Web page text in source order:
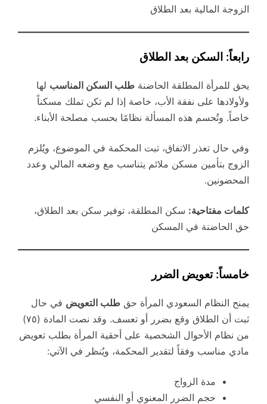
الزوجة المالية بعد الطلاق
رابعاً: السكن بعد الطلاق
يحق للمرأة المطلقة الحاضنة طلب السكن المناسب لها
ولأولادها على نفقة الأب، خاصة إذا لم تكن تملك مسكناً
خاصاً. وتُحسم هذه المسألة نظامًا بحسب مصلحة الأبناء.
وفي حال تعذر الاتفاق، تبت المحكمة في الموضوع، ويُلزم
الزوج بتأمين مسكن ملائم يتناسب مع وضعه المالي وعدد
المحضونين.
كلمات مفتاحية: سكن المطلقة، توفير سكن بعد الطلاق،
حق الحاضنة في المسكن
خامساً: تعويض الضرر
يمنح النظام السعودي المرأة حق طلب التعويض في حال
ثبت أن الطلاق وقع بضرر أو تعسف. وقد نصت المادة (٧٥)
من نظام الأحوال الشخصية على أحقية المرأة بطلب تعويض
مادي مناسب وفقاً لتقدير المحكمة، ويُنظر في الآتي:
مدة الزواج
حجم الضرر المعنوي أو النفسي